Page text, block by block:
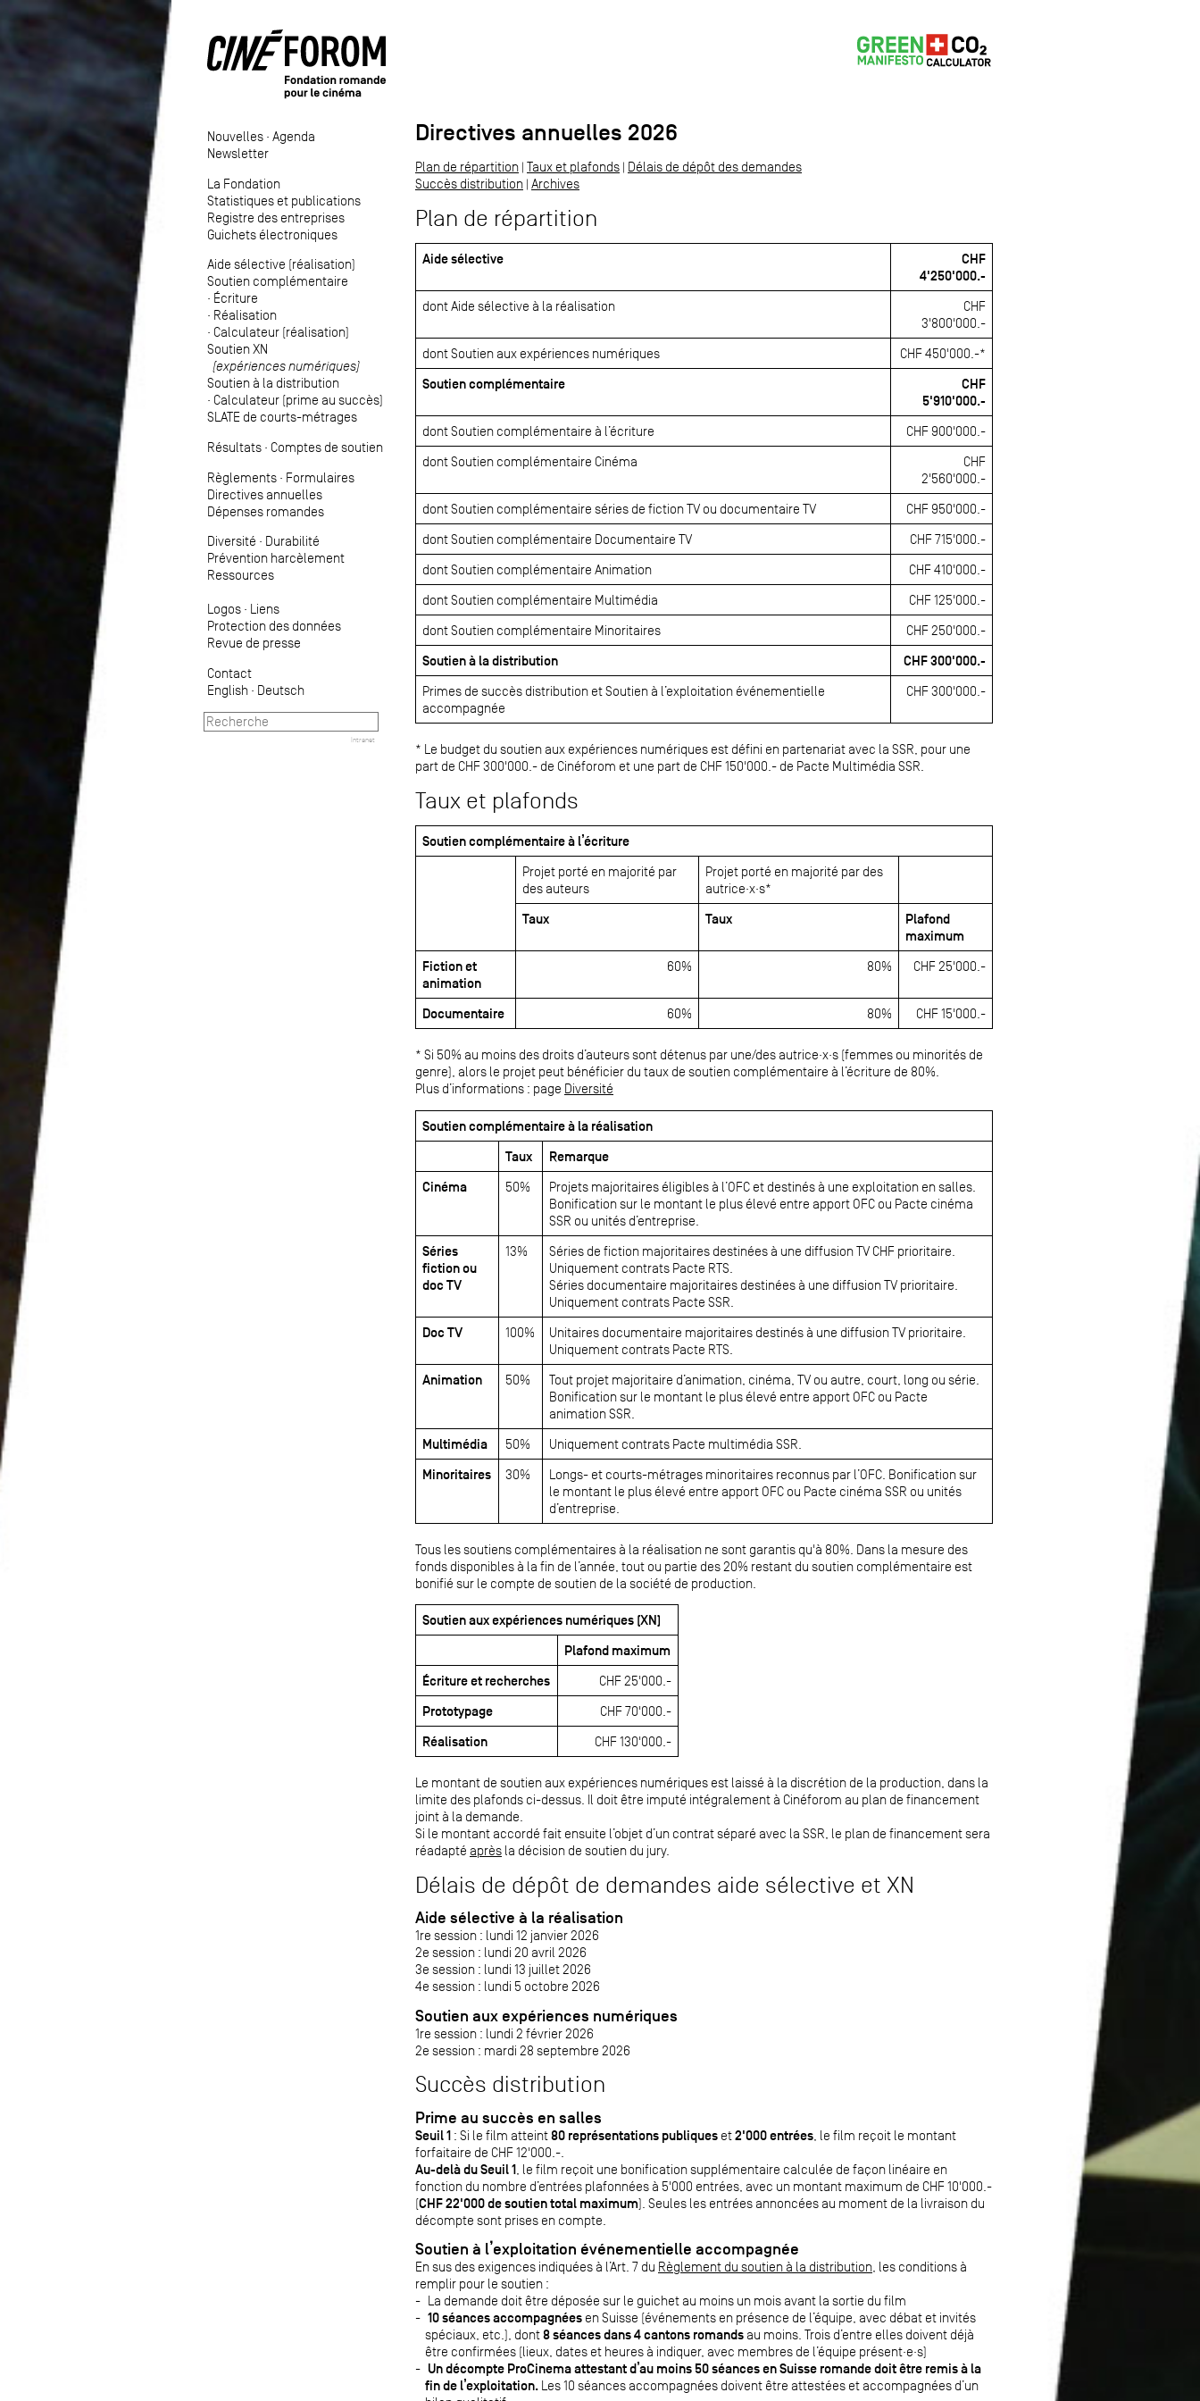
Nouvelles · Agenda
Newsletter
La Fondation
Statistiques et publications
Registre des entreprises
Guichets électroniques
Aide sélective (réalisation)
Soutien complémentaire
· Écriture
· Réalisation
· Calculateur (réalisation)
Soutien XN
(expériences numériques)
Soutien à la distribution
· Calculateur (prime au succès)
SLATE de courts-métrages
Résultats · Comptes de soutien
Règlements · Formulaires
Directives annuelles
Dépenses romandes
Diversité · Durabilité
Prévention harcèlement
Ressources
Logos · Liens
Protection des données
Revue de presse
Contact
English · Deutsch
Intranet
Directives annuelles 2026
Plan de répartition | Taux et plafonds | Délais de dépôt des demandes
Succès distribution | Archives
Plan de répartition
Aide sélective
CHF
4'250'000.-
dont Aide sélective à la réalisation
CHF
3'800'000.-
dont Soutien aux expériences numériques
CHF 450'000.-*
Soutien complémentaire
CHF
5'910'000.-
dont Soutien complémentaire à l’écriture
CHF 900'000.-
dont Soutien complémentaire Cinéma
CHF
2'560'000.-
dont Soutien complémentaire séries de fiction TV ou documentaire TV
CHF 950'000.-
dont Soutien complémentaire Documentaire TV
CHF 715'000.-
dont Soutien complémentaire Animation
CHF 410'000.-
dont Soutien complémentaire Multimédia
CHF 125'000.-
dont Soutien complémentaire Minoritaires
CHF 250'000.-
Soutien à la distribution CHF 300'000.-
Primes de succès distribution et Soutien à l’exploitation événementielle
accompagnée
CHF 300'000.-
* Le budget du soutien aux expériences numériques est défini en partenariat avec la SSR, pour une
part de CHF 300'000.- de Cinéforom et une part de CHF 150'000.- de Pacte Multimédia SSR.
Taux et plafonds
Soutien complémentaire à l’écriture
Projet porté en majorité par
des auteurs
Projet porté en majorité par des
autrice·x·s*
Taux Taux
Plafond
maximum
Fiction et
animation
60% 80% CHF 25'000.-
Documentaire 60% 80% CHF 15'000.-
* Si 50% au moins des droits d’auteurs sont détenus par une/des autrice·x·s (femmes ou minorités de
genre), alors le projet peut bénéficier du taux de soutien complémentaire à l’écriture de 80%.
Plus d’informations : page Diversité
Soutien complémentaire à la réalisation
Taux
Remarque
Cinéma
50%
Projets majoritaires éligibles à l’OFC et destinés à une exploitation en salles.
Bonification sur le montant le plus élevé entre apport OFC ou Pacte cinéma
SSR ou unités d’entreprise.
Séries
fiction ou
doc TV
13%
Séries de fiction majoritaires destinées à une diffusion TV CHF prioritaire.
Uniquement contrats Pacte RTS.
Séries documentaire majoritaires destinées à une diffusion TV prioritaire.
Uniquement contrats Pacte SSR.
Doc TV 100%
Unitaires documentaire majoritaires destinés à une diffusion TV prioritaire.
Uniquement contrats Pacte RTS.
Animation 50%
Tout projet majoritaire d’animation, cinéma, TV ou autre, court, long ou série.
Bonification sur le montant le plus élevé entre apport OFC ou Pacte
animation SSR.
Multimédia 50% Uniquement contrats Pacte multimédia SSR.
Minoritaires 30%
Longs- et courts-métrages minoritaires reconnus par l’OFC. Bonification sur
le montant le plus élevé entre apport OFC ou Pacte cinéma SSR ou unités
d’entreprise.
Tous les soutiens complémentaires à la réalisation ne sont garantis qu'à 80%. Dans la mesure des
fonds disponibles à la fin de l’année, tout ou partie des 20% restant du soutien complémentaire est
bonifié sur le compte de soutien de la société de production.
Soutien aux expériences numériques (XN)
Plafond maximum
Écriture et recherches
CHF 25'000.-
Prototypage CHF 70'000.-
Réalisation CHF 130'000.-
Le montant de soutien aux expériences numériques est laissé à la discrétion de la production, dans la
limite des plafonds ci-dessus. Il doit être imputé intégralement à Cinéforom au plan de financement
joint à la demande.
Si le montant accordé fait ensuite l’objet d’un contrat séparé avec la SSR, le plan de financement sera
réadapté après la décision de soutien du jury.
Délais de dépôt de demandes aide sélective et XN
Aide sélective à la réalisation
1re session : lundi 12 janvier 2026
2e session : lundi 20 avril 2026
3e session : lundi 13 juillet 2026
4e session : lundi 5 octobre 2026
Soutien aux expériences numériques
1re session : lundi 2 février 2026
​2e session : mardi 28 septembre 2026
Succès distribution
Prime au succès en salles
Seuil 1 : Si le film atteint80 représentations publiques et2'000 entrées , le film reçoit le montant
forfaitaire de CHF 12'000.-.
Au-delà du Seuil 1 , le film reçoit une bonification supplémentaire calculée de façon linéaire en
fonction du nombre d’entrées plafonnées à 5'000 entrées, avec un montant maximum de CHF 10'000.-
(CHF 22'000 de soutien total maximum). Seules les entrées annoncées au moment de la livraison du
décompte sont prises en compte.
Soutien à l’exploitation événementielle accompagnée
En sus des exigences indiquées à l’Art. 7 du Règlement du soutien à la distribution , les conditions à
remplir pour le soutien :
La demande doit être déposée sur le guichet au moins un mois avant la sortie du film
10 séances accompagnéesen Suisse (événements en présence de l’équipe, avec débat et invités
spéciaux, etc.), dont8 séances dans 4 cantons romandsau moins. Trois d’entre elles doivent déjà
être confirmées (lieux, dates et heures à indiquer, avec membres de l’équipe présent·e·s)
Un décompte ProCinema attestant d’au moins 50 séances en Suisse romande doit être remis à la
fin de l’exploitation.Les 10 séances accompagnées doivent être attestées et accompagnées d’un